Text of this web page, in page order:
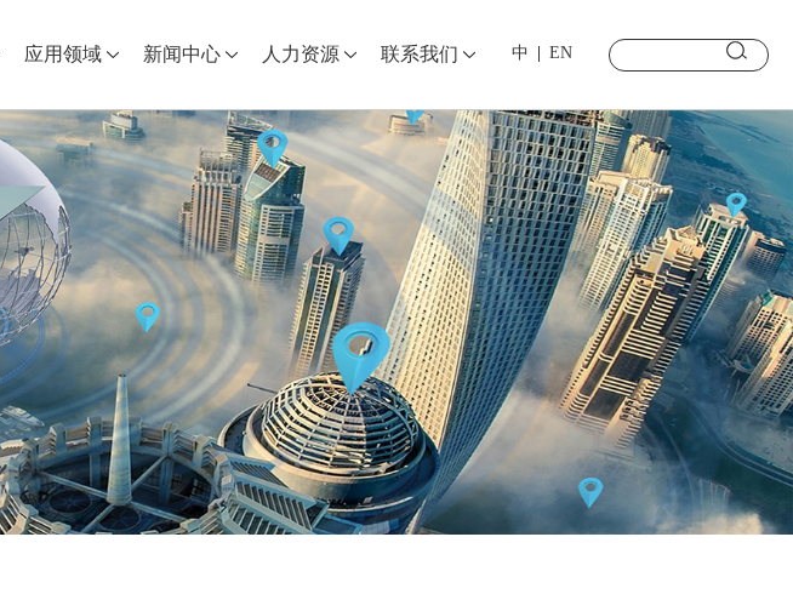
应用领域 新闻中心 人力资源 联系我们 中 EN